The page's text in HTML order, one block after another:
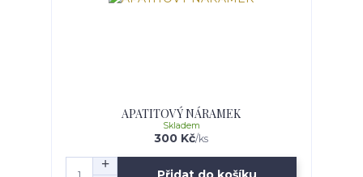
APATITOVÝ NÁRAMEK
300 Kč/ks
Skladem